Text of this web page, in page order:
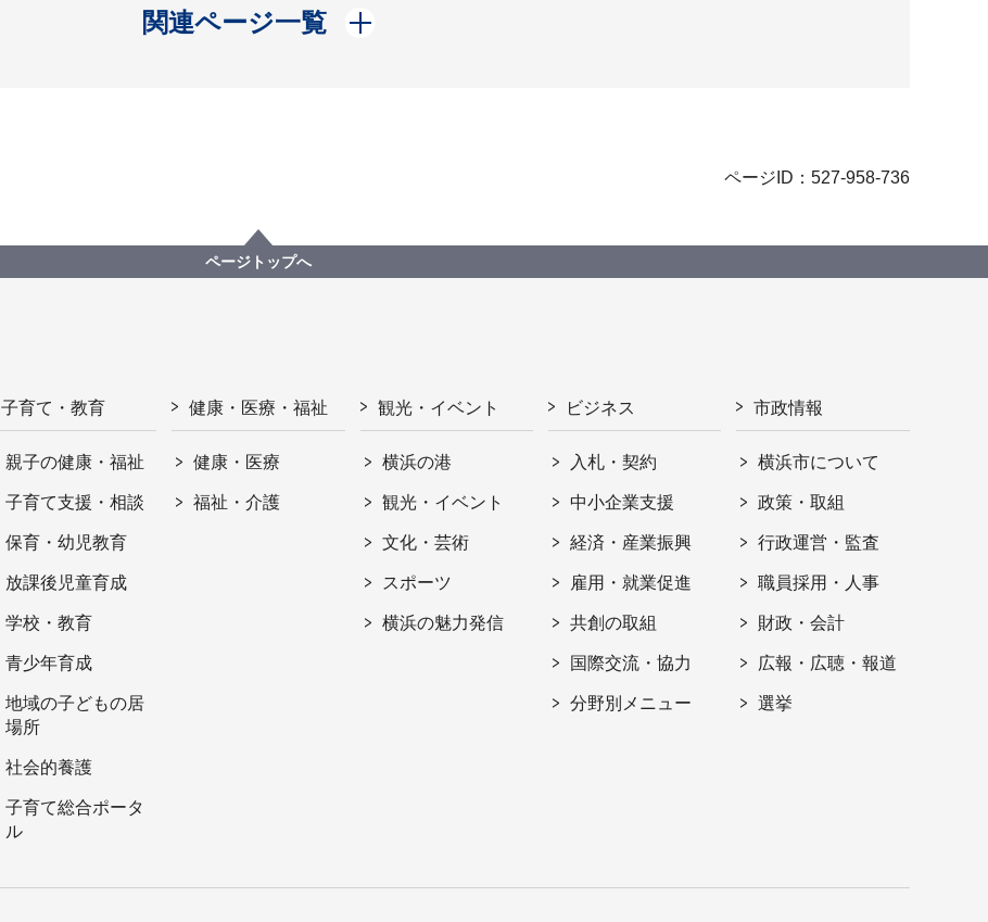
関連ページ一覧
開く
ページID：527-958-736
ページトップへ
子育て・教育
親子の健康・福祉
子育て支援・相談
保育・幼児教育
放課後児童育成
学校・教育
青少年育成
地域の子どもの居
場所
社会的養護
子育て総合ポータ
ル
健康・医療・福祉
健康・医療
福祉・介護
観光・イベント
横浜の港
観光・イベント
文化・芸術
スポーツ
横浜の魅力発信
ビジネス
入札・契約
中小企業支援
経済・産業振興
雇用・就業促進
共創の取組
国際交流・協力
分野別メニュー
市政情報
横浜市について
政策・取組
行政運営・監査
職員採用・人事
財政・会計
広報・広聴・報道
選挙